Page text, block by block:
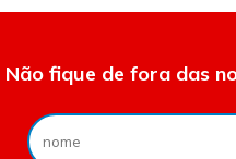
Não fique de fora das